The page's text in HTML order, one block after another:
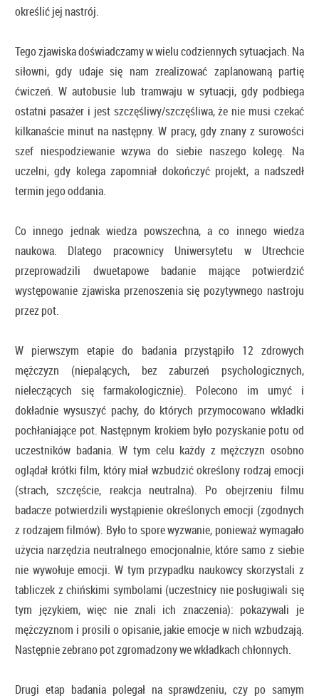
określić jej nastrój.
Tego zjawiska doświadczamy w wielu codziennych sytuacjach. Na
siłowni, gdy udaje się nam zrealizować zaplanowaną partię
ćwiczeń. W autobusie lub tramwaju w sytuacji, gdy podbiega
ostatni pasażer i jest szczęśliwy/szczęśliwa, że nie musi czekać
kilkanaście minut na następny. W pracy, gdy znany z surowości
szef niespodziewanie wzywa do siebie naszego kolegę. Na
uczelni, gdy kolega zapomniał dokończyć projekt, a nadszedł
termin jego oddania.
Co innego jednak wiedza powszechna, a co innego wiedza
naukowa. Dlatego pracownicy Uniwersytetu w Utrechcie
przeprowadzili dwuetapowe badanie mające potwierdzić
występowanie zjawiska przenoszenia się pozytywnego nastroju
przez pot.
W pierwszym etapie do badania przystąpiło 12 zdrowych
mężczyzn (niepalących, bez zaburzeń psychologicznych,
nieleczących się farmakologicznie). Polecono im umyć i
dokładnie wysuszyć pachy, do których przymocowano wkładki
pochłaniające pot. Następnym krokiem było pozyskanie potu od
uczestników badania. W tym celu każdy z mężczyzn osobno
oglądał krótki film, który miał wzbudzić określony rodzaj emocji
(strach, szczęście, reakcja neutralna). Po obejrzeniu filmu
badacze potwierdzili wystąpienie określonych emocji (zgodnych
z rodzajem filmów). Było to spore wyzwanie, ponieważ wymagało
użycia narzędzia neutralnego emocjonalnie, które samo z siebie
nie wywołuje emocji. W tym przypadku naukowcy skorzystali z
tabliczek z chińskimi symbolami (uczestnicy nie posługiwali się
tym językiem, więc nie znali ich znaczenia): pokazywali je
mężczyznom i prosili o opisanie, jakie emocje w nich wzbudzają.
Następnie zebrano pot zgromadzony we wkładkach chłonnych.
Drugi etap badania polegał na sprawdzeniu, czy po samym